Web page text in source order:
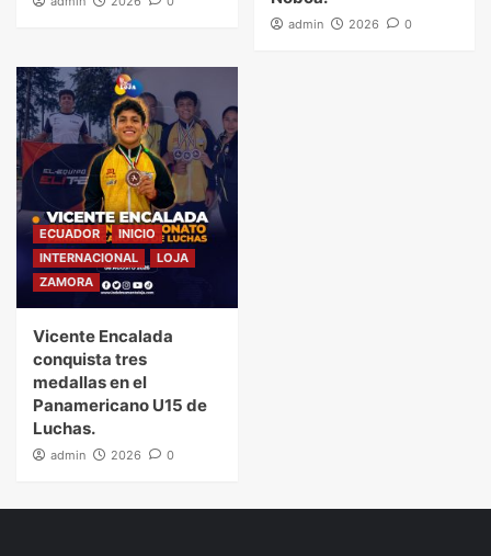
admin 2026 0
ECUADOR
INICIO
INTERNACIONAL
LOJA
ZAMORA
Vicente Encalada
conquista tres
medallas en el
Panamericano U15 de
Luchas.
admin 2026 0